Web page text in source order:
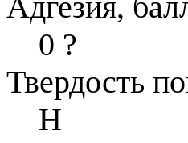
0 ?
Твердость
H